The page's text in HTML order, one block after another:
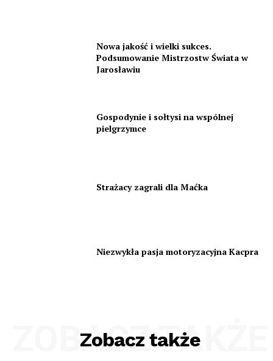
Nowa jakość i wielki sukces.
Podsumowanie Mistrzostw Świata w
Jarosławiu
Gospodynie i sołtysi na wspólnej
pielgrzymce
Strażacy zagrali dla Maćka
Niezwykła pasja motoryzacyjna Kacpra
Zobacz także
ZOBACZ TAKŻE